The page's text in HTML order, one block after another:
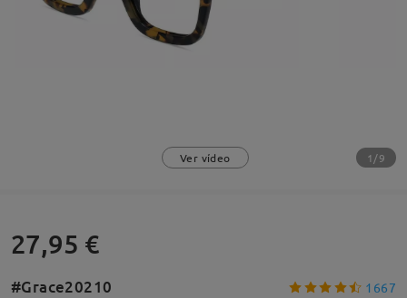
Ver vídeo 1/9
27,95 €
#Grace20210 1667